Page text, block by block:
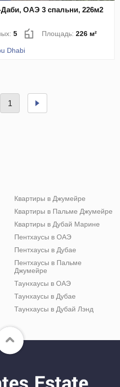
ОАЭ 3 спальни, 226м2
5 Площадь:226 м²
Dhabi
1
Квартиры в Джумейре
Квартиры в Пальме Джумейре
Квартиры в Дубай Марине
Пентхаусы в ОАЭ
Пентхаусы в Дубае
Пентхаусы в Пальме
Джумейре
Таунхаусы в ОАЭ
Таунхаусы в Дубае
Таунхаусы в Дубай Лэнд